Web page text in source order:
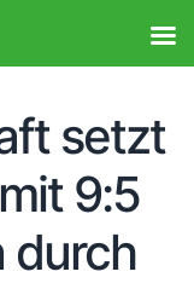
setzt
9:5
durch